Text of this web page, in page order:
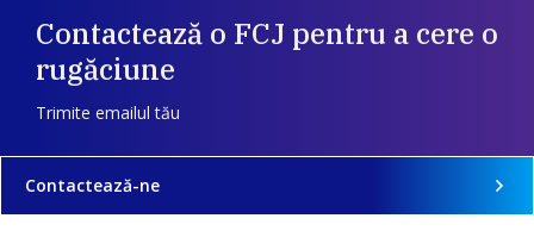
Contactează o FCJ pentru a cere o
rugăciune
Trimite emailul tău
Contactează-ne